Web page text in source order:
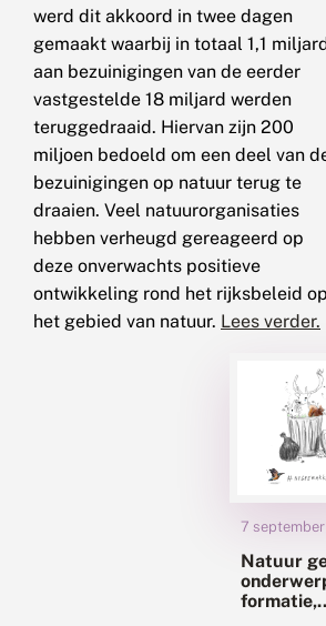
werd dit akkoord in twee dagen
gemaakt waarbij in totaal 1,1
aan bezuinigingen van de eerder
vastgestelde 18 miljard werden
teruggedraaid. Hiervan zijn 200
miljoen bedoeld om een deel van
bezuinigingen op natuur terug te
draaien. Veel natuurorganisaties
hebben verheugd gereageerd op
deze onverwachts positieve
ontwikkeling rond het rijksbeleid op
het gebied van natuur. Lees verder.
7 september
Natuur
formatie,